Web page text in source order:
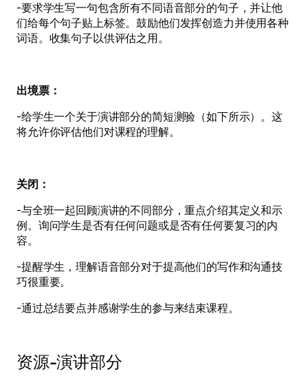
-要求学生写一句包含所有不同语音部分的句子，并让他
们给每个句子贴上标签。鼓励他们发挥创造力并使用各种
词语。收集句子以供评估之用。
出境票：
-给学生一个关于演讲部分的简短测验（如下所示）。这
将允许你评估他们对课程的理解。
关闭：
-与全班一起回顾演讲的不同部分，重点介绍其定义和示
例。询问学生是否有任何问题或是否有任何要复习的内
容。
-提醒学生，理解语音部分对于提高他们的写作和沟通技
巧很重要。
-通过总结要点并感谢学生的参与来结束课程。
资源-演讲部分